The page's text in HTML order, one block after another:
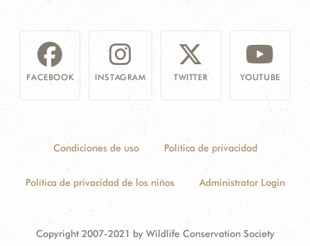
FACEBOOK INSTAGRAM TWITTER YOUTUBE
Condiciones de uso Política de privacidad
Política de privacidad de los niños Administrator Login
Copyright 2007-2021 by Wildlife Conservation Society